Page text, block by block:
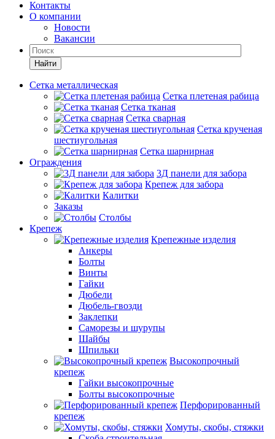
Контакты
О компании
Новости
Вакансии
Найти
Сетка металлическая
Сетка плетеная рабица
Сетка тканая
Сетка сварная
Сетка крученая
шестиугольная
Сетка шарнирная
Ограждения
3Д панели для забора
Крепеж для забора
Калитки
Заказы
Столбы
Крепеж
Крепежные изделия
Анкеры
Болты
Винты
Гайки
Дюбели
Дюбель-гвозди
Заклепки
Саморезы и шурупы
Шайбы
Шпильки
Высокопрочный
крепеж
Гайки высокопрочные
Болты высокопрочные
Перфорированный
крепеж
Хомуты, скобы, стяжки